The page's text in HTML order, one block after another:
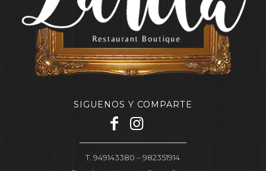
SIGUENOS Y COMPARTE
T. 949143380 – 982351914